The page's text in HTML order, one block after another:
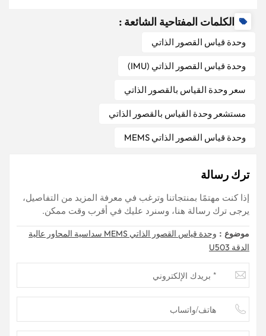
الكلمات المفتاحية الشائعة :
وحدة قياس القصور الذاتي
وحدة قياس القصور الذاتي (IMU)
سعر وحدة القياس بالقصور الذاتي
مستشعر وحدة القياس بالقصور الذاتي
وحدة قياس القصور الذاتي MEMS
ترك رسالة
إذا كنت مهتمًا بمنتجاتنا وترغب في معرفة المزيد من التفاصيل،
يرجى ترك رسالة هنا، وسنرد عليك في أقرب وقت ممكن.
موضوع :
وحدة قياس القصور الذاتي MEMS سداسية المحاور عالية
الدقة U503